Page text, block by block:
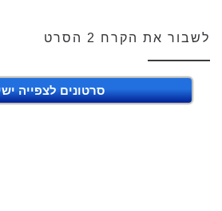
לשבור את הקרח 2 הסרט
סרטונים לצפייה